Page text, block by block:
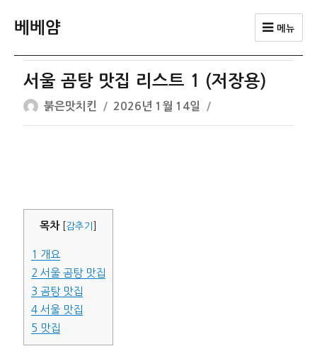
베베얌 메뉴
서울 곰탕 맛집 리스트 1 (저장용)
글
쓴
붉은맛치킨
작
성
2026년 1월 14일
목차 감추기
1 개요
2 서울 곰탕 맛집
3 곰탕 맛집
4서울 맛집
5 맛집